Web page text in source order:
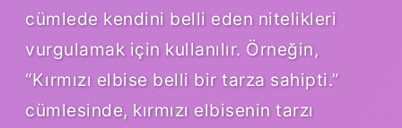
cümlede kendini belli eden nitelikleri
vurgulamak için kullanılır. Örneğin,
“Kırmızı elbise belli bir tarza sahipti.”
cümlesinde, kırmızı elbisenin tarzı